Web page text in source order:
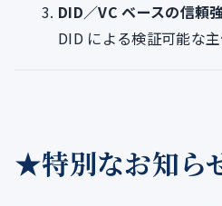
DID／VC ベースの信頼
DID による検証可能な
★特別なお知ら